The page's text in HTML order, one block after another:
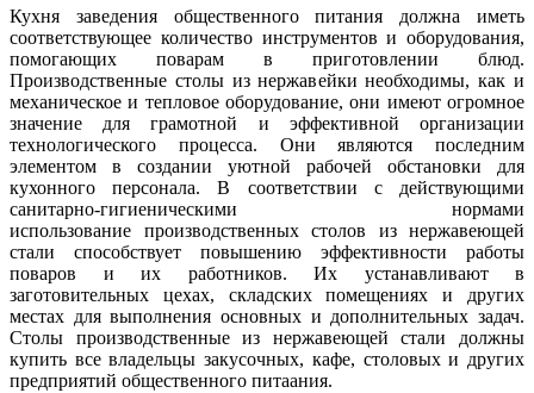
Кухня заведения общественного питания должна иметь
соответствующее количество инструментов и оборудования,
помогающих поварам в приготовлении блюд.
Производственные столы из нержавейки необходимы, как и
механическое и тепловое оборудование, они имеют огромное
значение для грамотной и эффективной организации
технологического процесса. Они являются последним
элементом в создании уютной рабочей обстановки для
кухонного персонала. В соответствии с действующими
санитарно-гигиеническими нормами
использование производственных столов из нержавеющей
стали способствует повышению эффективности работы
поваров и их работников. Их устанавливают в
заготовительных цехах, складских помещениях и других
местах для выполнения основных и дополнительных задач.
Столы производственные из нержавеющей стали должны
купить все владельцы закусочных, кафе, столовых и других
предприятий общественного питaания.